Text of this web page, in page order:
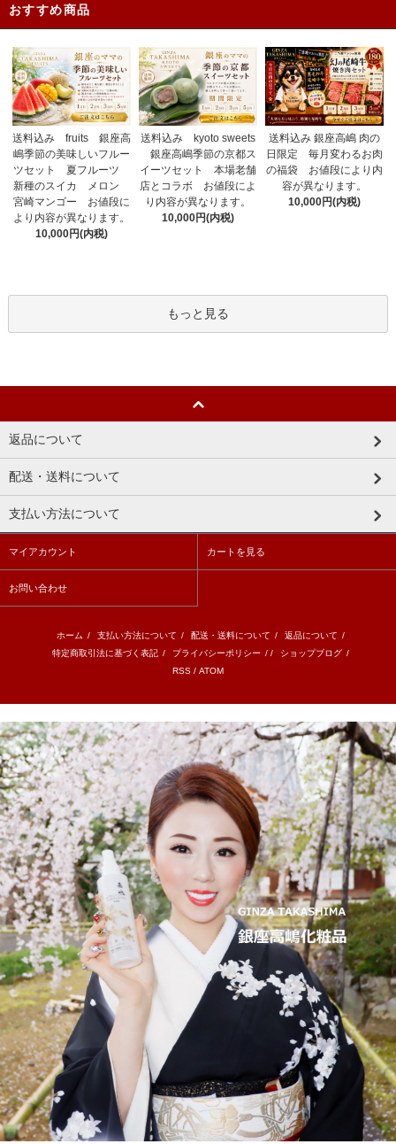
おすすめ商品
送料込み fruits 銀座高
嶋季節の美味しいフルー
ツセット 夏フルーツ
新種のスイカ メロン
宮崎マンゴー お値段に
より内容が異なります。
10,000円(内税)
送料込み kyoto sweets
銀座高嶋季節の京都ス
イーツセット 本場老舗
店とコラボ お値段によ
り内容が異なります。
10,000円(内税)
送料込み 銀座高嶋 肉の
日限定 毎月変わるお肉
の福袋 お値段により内
容が異なります。
10,000円(内税)
もっと見る
返品について
配送・送料について
支払い方法について
マイアカウント カートを見る
お問い合わせ
ホーム / 支払い方法について / 配送・送料について / 返品について /
特定商取引法に基づく表記 / プライバシーポリシー / / ショップブログ /
RSS / ATOM